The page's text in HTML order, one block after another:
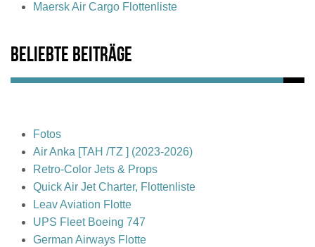
Maersk Air Cargo Flottenliste
Beliebte Beiträge
Fotos
Air Anka [TAH /TZ ] (2023-2026)
Retro-Color Jets & Props
Quick Air Jet Charter, Flottenliste
Leav Aviation Flotte
UPS Fleet Boeing 747
German Airways Flotte